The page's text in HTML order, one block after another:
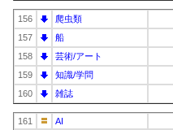
156
爬虫類
157
船
158
芸術/アート
159
知識/学問
160
雑誌
161
AI